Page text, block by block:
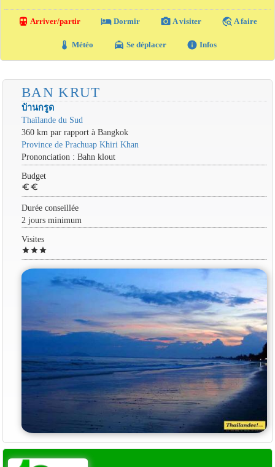
directions_transit Arriver/partir local_hotel Dormir photo_camera A visiter travel_explore A faire
thermostat Météo local_taxi Se déplacer info Infos
BAN KRUT
บ้านกรูด
Thaïlande du Sud
360 km par rapport à Bangkok
Province de Prachuap Khiri Khan
Prononciation : Bahn klout
Budget
euro euro
Durée conseillée
2 jours minimum
Visites
starstarstar